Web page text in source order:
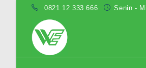
0821 12 333 666 Senin -